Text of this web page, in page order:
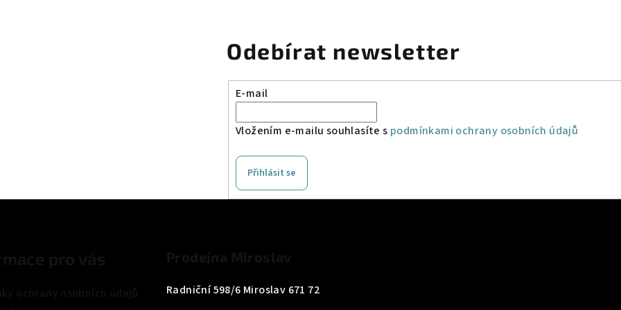
Odebírat newsletter
E-mail
Vložením e-mailu souhlasíte s podmínkami ochrany osobních údajů
Přihlásit se
Radniční 598/6 Miroslav 671 72